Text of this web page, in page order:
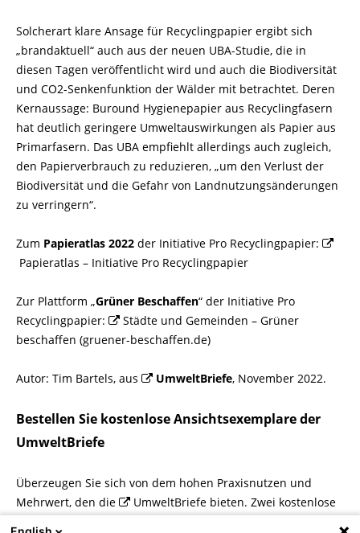
Solcherart klare Ansage für Recyclingpapier ergibt sich
„brandaktuell“ auch aus der neuen UBA-Studie, die in
diesen Tagen veröffentlicht wird und auch die Biodiversität
und CO2-Senkenfunktion der Wälder mit betrachtet. Deren
Kernaussage: Buround Hygienepapier aus Recyclingfasern
hat deutlich geringere Umweltauswirkungen als Papier aus
Primarfasern. Das UBA empfiehlt allerdings auch zugleich,
den Papierverbrauch zu reduzieren, „um den Verlust der
Biodiversität und die Gefahr von Landnutzungsänderungen
zu verringern“.
Zum Papieratlas 2022 der Initiative Pro Recyclingpapier:
Papieratlas – Initiative Pro Recyclingpapier
Zur Plattform „Grüner Beschaffen“ der Initiative Pro
Recyclingpapier:
Städte und Gemeinden – Grüner
beschaffen (gruener-beschaffen.de)
Autor: Tim Bartels, aus UmweltBriefe, November 2022.
Bestellen Sie kostenlose Ansichtsexemplare der
UmweltBriefe
Überzeugen Sie sich von dem hohen Praxisnutzen und
Mehrwert, den die
UmweltBriefe bieten. Zwei kostenlose